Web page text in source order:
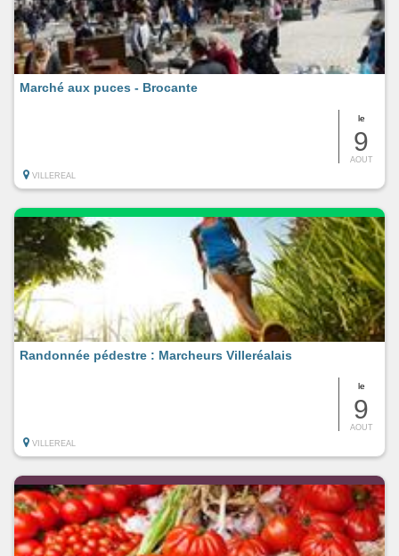
le
9
AOUT
Marché aux puces - Brocante
VILLEREAL
le
9
AOUT
Randonnée pédestre : Marcheurs Villeréalais
VILLEREAL